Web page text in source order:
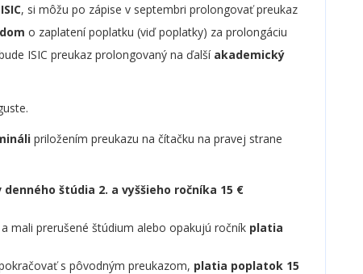
, si môžu po zápise v septembri prolongovať preukaz
o zaplatení poplatku (viď poplatky) za prolongáciu
ISIC preukaz prolongovaný na ďalší akademický
priložením preukazu na čítačku na pravej strane
štúdia 2. a vyššieho ročníka 15 €
a mali prerušené štúdium alebo opakujú ročník platia
s pôvodným preukazom, platia poplatok 15